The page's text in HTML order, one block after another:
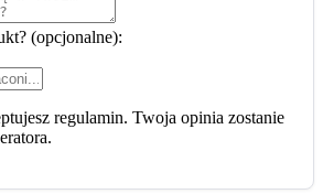
(opcjonalne):
regulamin. Twoja opinia zostanie